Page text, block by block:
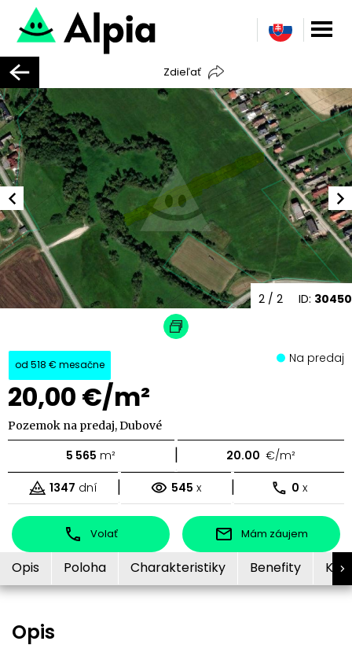
Zdieľať
ID: 30450
2 / 2
od 518 € mesačne
20,00 €/m²
Na predaj
Pozemok na predaj, Dubové
5 565 m² | 20.00 €/m²
1347 dní | 545 x | 0 x
Volať Mám záujem
Opis Poloha Charakteristiky Benefity
Opis